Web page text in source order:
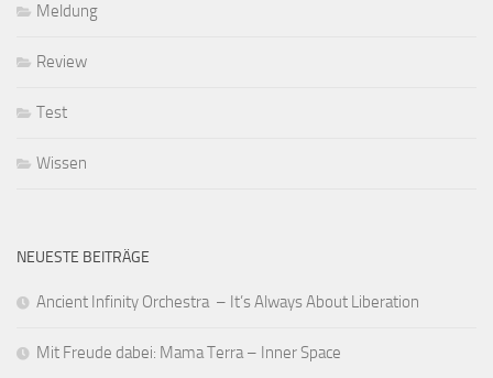
Meldung
Review
Test
Wissen
NEUESTE BEITRÄGE
Ancient Infinity Orchestra – It’s Always About Liberation
Mit Freude dabei: Mama Terra – Inner Space